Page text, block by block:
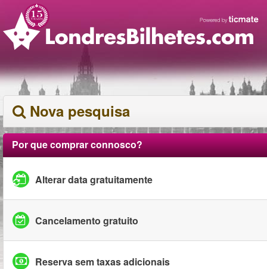
Nova pesquisa
Por que comprar connosco?
Alterar data gratuitamente
Cancelamento gratuito
Reserva sem taxas adicionais